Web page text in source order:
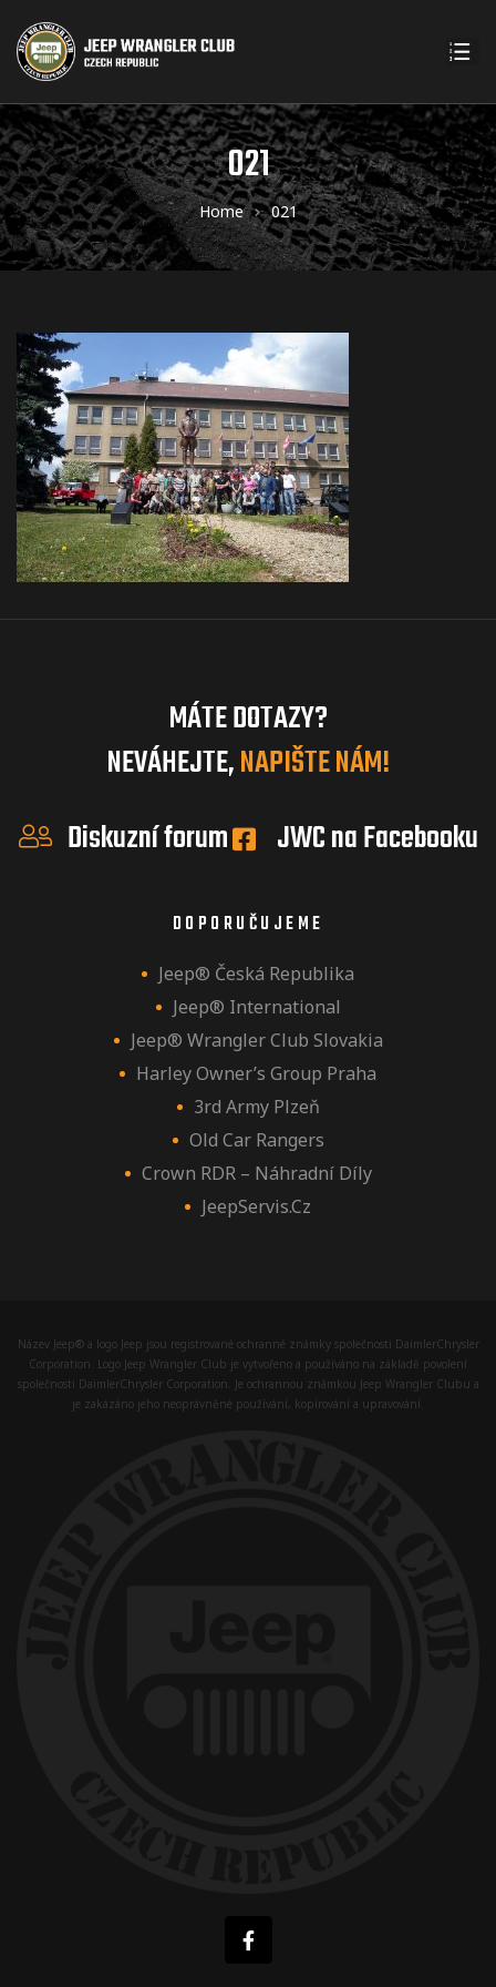
021
Home 021
MÁTE DOTAZY?
NEVÁHEJTE,NAPIŠTE NÁM!
Diskuzní forum
JWC na Facebooku
DOPORUČUJEME
Jeep® Česká Republika
Jeep® International
Jeep® Wrangler Club Slovakia
Harley Owner’s Group Praha
3rd Army Plzeň
Old Car Rangers
Crown RDR – Náhradní Díly
JeepServis.cz
Název Jeep® a logo Jeep jsou registrované ochranné známky společnosti DaimlerChrysler
Corporation. Logo Jeep Wrangler Club je vytvořeno a používáno na základě povolení
společnosti DaimlerChrysler Corporation. Je ochrannou známkou Jeep Wrangler Clubu a
je zakázáno jeho neoprávněné používání, kopírování a upravování.